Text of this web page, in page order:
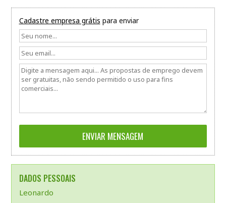
Cadastre empresa grátis para enviar
DADOS PESSOAIS
Leonardo